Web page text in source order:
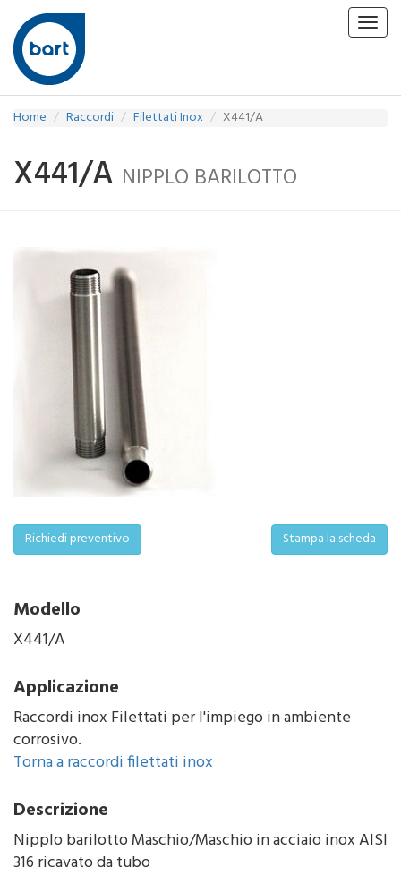
Home Raccordi Filettati Inox X441/A
X441/A NIPPLO BARILOTTO
Richiedi preventivo Stampa la scheda
Modello
X441/A
Applicazione
Raccordi inox Filettati per l'impiego in ambiente
corrosivo.
Torna a raccordi filettati inox
Descrizione
Nipplo barilotto Maschio/Maschio in acciaio inox AISI
316 ricavato da tubo